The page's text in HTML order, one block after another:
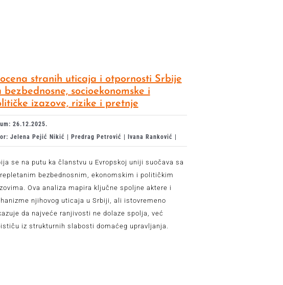
stranih uticaja i otpornosti Srbije
bezbednosne, socioekonomske i
izazove, rizike i pretnje
26.12.2025.
Jelena Pejić Nikić | Predrag Petrović | Ivana Ranković |
se na putu ka članstvu u Evropskoj uniji suočava sa
bezbednosnim, ekonomskim i političkim
Ova analiza mapira ključne spoljne aktere i
njihovog uticaja u Srbiji, ali istovremeno
da najveće ranjivosti ne dolaze spolja, već
iz strukturnih slabosti domaćeg upravljanja.